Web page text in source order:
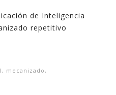
de Inteligencia
repetitivo
, mecanizado ,